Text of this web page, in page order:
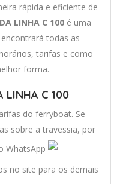
rápida e eficiente de
LINHA C 100 é uma
todas as
tarifas e como
forma.
LINHA C 100
do ferryboat. Se
sobre a travessia, por
WhatsApp
no site para os demais